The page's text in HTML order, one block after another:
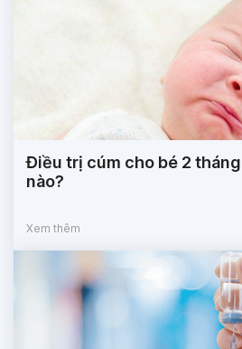
Điều trị cúm cho bé 2
nào?
Xem thêm